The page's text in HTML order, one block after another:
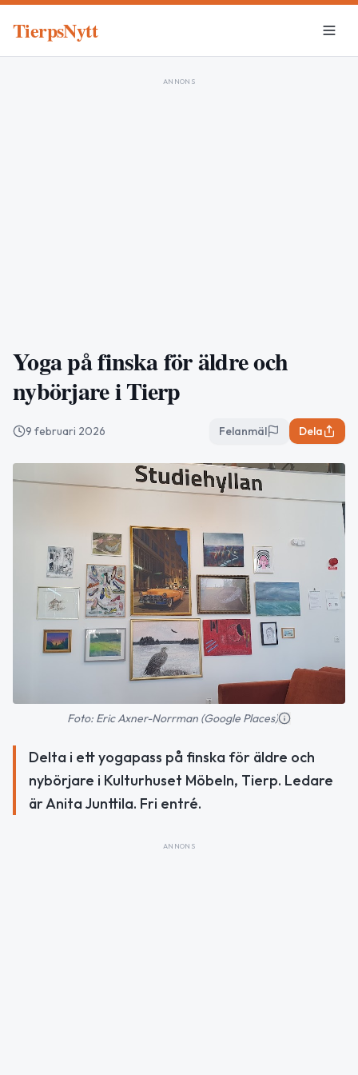
TierpsNytt
ANNONS
Yoga på finska för äldre och
nybörjare i Tierp
9 februari 2026 Felanmäl Dela
Foto: Eric Axner-Norrman (Google Places)
Delta i ett yogapass på finska för äldre och
nybörjare i Kulturhuset Möbeln, Tierp. Ledare
är Anita Junttila. Fri entré.
ANNONS